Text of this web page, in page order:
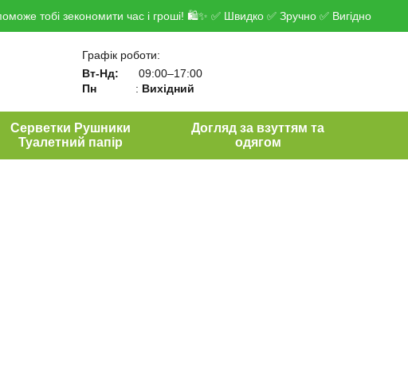
тобі зекономити час і гроші! 🛍✨ ✅ Швидко ✅ Зручно ✅ Вигідно
Графік роботи:
Вт-Нд:
09:00–17:00
Пн
: Вихідний
Серветки Рушники
Туалетний папір
Догляд за взуттям та
одягом